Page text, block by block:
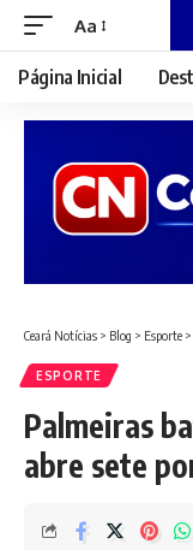
Font
Resizer
Aa
Página Inicial
Ceará Notícias > Blog > Esporte >
ESPORTE
Palmeiras
abre sete